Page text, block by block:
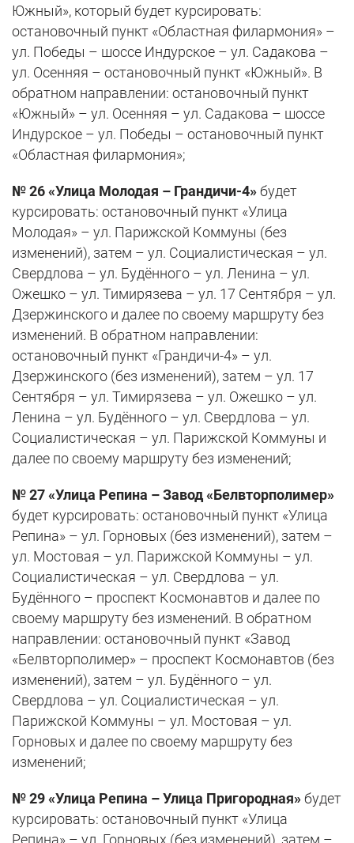
Южный», который будет курсировать:
остановочный пункт «Областная филармония» –
ул. Победы – шоссе Индурское – ул. Садакова –
ул. Осенняя – остановочный пункт «Южный». В
обратном направлении: остановочный пункт
«Южный» – ул. Осенняя – ул. Садакова – шоссе
Индурское – ул. Победы – остановочный пункт
«Областная филармония»;
№ 26 «Улица Молодая – Грандичи-4»будет
курсировать: остановочный пункт «Улица
Молодая» – ул. Парижской Коммуны (без
изменений), затем – ул. Социалистическая – ул.
Свердлова – ул. Будённого – ул. Ленина – ул.
Ожешко – ул. Тимирязева – ул. 17 Сентября – ул.
Дзержинского и далее по своему маршруту без
изменений. В обратном направлении:
остановочный пункт «Грандичи-4» – ул.
Дзержинского (без изменений), затем – ул. 17
Сентября – ул. Тимирязева – ул. Ожешко – ул.
Ленина – ул. Будённого – ул. Свердлова – ул.
Социалистическая – ул. Парижской Коммуны и
далее по своему маршруту без изменений;
№ 27 «Улица Репина – Завод «Белвторполимер»
будет курсировать: остановочный пункт «Улица
Репина» – ул. Горновых (без изменений), затем –
ул. Мостовая – ул. Парижской Коммуны – ул.
Социалистическая – ул. Свердлова – ул.
Будённого – проспект Космонавтов и далее по
своему маршруту без изменений. В обратном
направлении: остановочный пункт «Завод
«Белвторполимер» – проспект Космонавтов (без
изменений), затем – ул. Будённого – ул.
Свердлова – ул. Социалистическая – ул.
Парижской Коммуны – ул. Мостовая – ул.
Горновых и далее по своему маршруту без
изменений;
№ 29 «Улица Репина – Улица Пригородная»будет
курсировать: остановочный пункт «Улица
Репина» – ул. Горновых (без изменений), затем –